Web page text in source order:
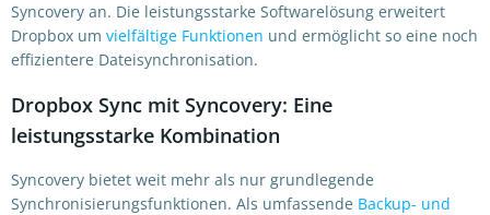
Syncovery an. Die leistungsstarke Softwarelösung erweitert
Dropbox um vielfältige Funktionen und ermöglicht so eine noch
effizientere Dateisynchronisation.
Dropbox Sync mit Syncovery: Eine
leistungsstarke Kombination
Syncovery bietet weit mehr als nur grundlegende
Synchronisierungsfunktionen. Als umfassende Backup- und